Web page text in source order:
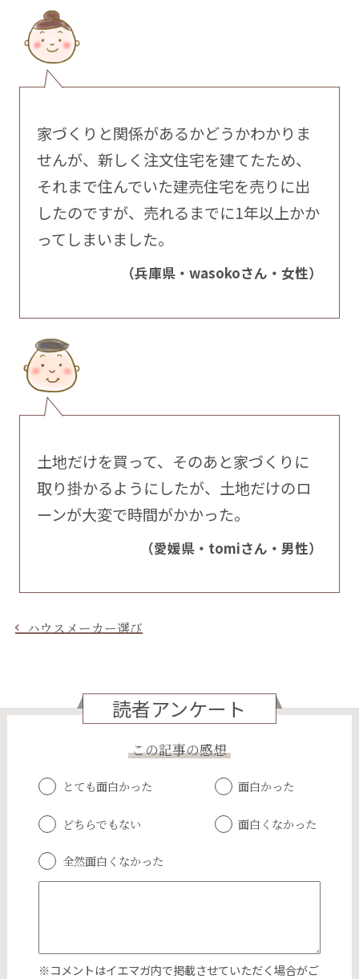
家づくりと関係があるかどうかわかりま
せんが、新しく注文住宅を建てたため、
それまで住んでいた建売住宅を売りに出
したのですが、売れるまでに1年以上かか
ってしまいました。
（兵庫県・wasokoさん・女性）
土地だけを買って、そのあと家づくりに
取り掛かるようにしたが、土地だけのロ
ーンが大変で時間がかかった。
（愛媛県・tomiさん・男性）
ハウスメーカー選び
読者アンケート
この記事の感想
とても面白かった 面白かった
どちらでもない 面白くなかった
全然面白くなかった
※コメントはイエマガ内で掲載させていただく場合がご